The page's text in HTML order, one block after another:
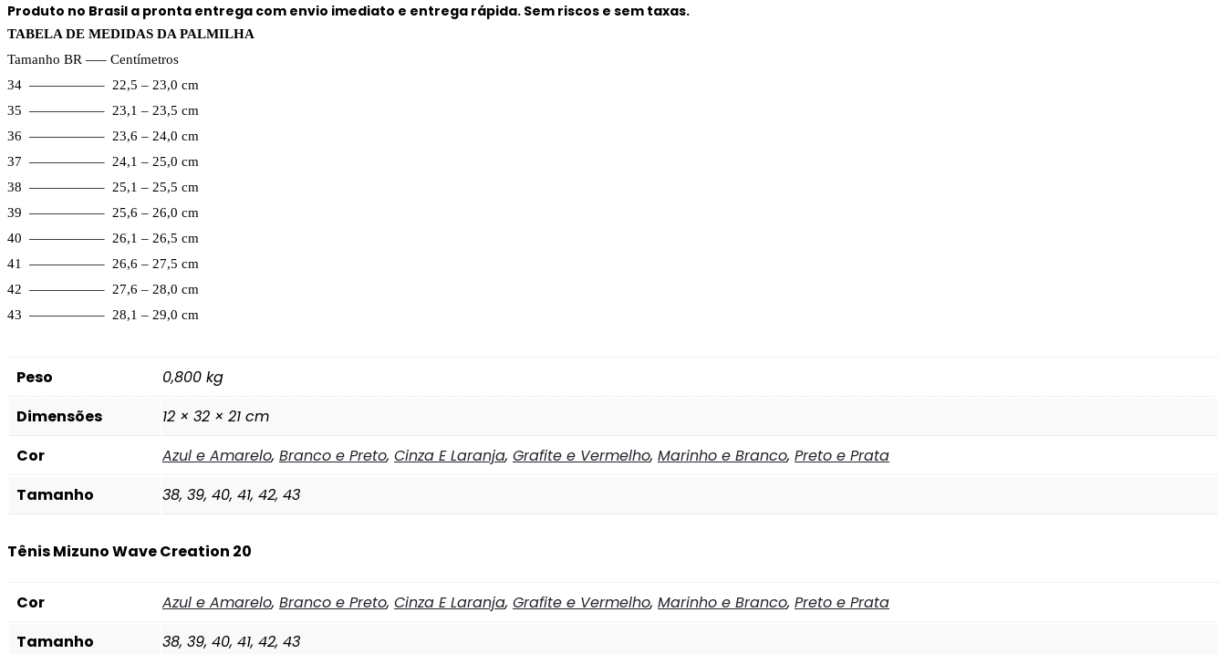
Produto no Brasil a pronta entrega com envio imediato e entrega rápida. Sem riscos e sem taxas.
TABELA DE MEDIDAS DA PALMILHA
Tamanho BR —– Centímetros
34 —————– 22,5 – 23,0 cm
35 —————– 23,1 – 23,5 cm
36 —————– 23,6 – 24,0 cm
37 —————– 24,1 – 25,0 cm
38 —————– 25,1 – 25,5 cm
39 —————– 25,6 – 26,0 cm
40 —————– 26,1 – 26,5 cm
41 —————– 26,6 – 27,5 cm
42 —————– 27,6 – 28,0 cm
43 —————– 28,1 – 29,0 cm
Peso
0,800 kg
Dimensões
12 × 32 × 21 cm
Cor
Azul e Amarelo, Branco e Preto, Cinza E Laranja, Grafite e Vermelho, Marinho e Branco, Preto e Prata
Tamanho
38, 39, 40, 41, 42, 43
Tênis Mizuno Wave Creation 20
Cor Azul e Amarelo, Branco e Preto, Cinza E Laranja, Grafite e Vermelho, Marinho e Branco, Preto e Prata
Tamanho
38, 39, 40, 41, 42, 43